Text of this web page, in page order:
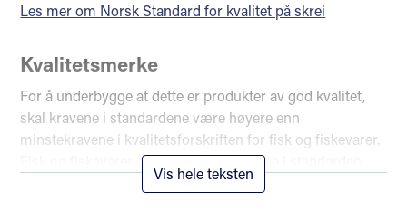
Vis hele teksten
Les mer om Norsk Standard for kvalitet på skrei
Kvalitetsmerke
For å underbygge at dette er produkter av god kvalitet,
skal kravene i standardene være høyere enn
minstekravene i kvalitetsforskriften for fisk og fiskevarer.
Fisk og fiskevarer som oppfyller kravene i standarden
kan selges med kvalitetsmerket «Godt norsk» som utgis